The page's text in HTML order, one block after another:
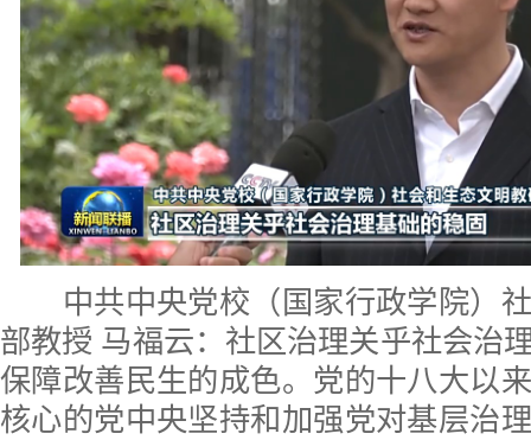
中共中央党校（国家行政学院）社
部教授 马福云：社区治理关乎社会治
保障改善民生的成色。党的十八大以
核心的党中央坚持和加强党对基层治